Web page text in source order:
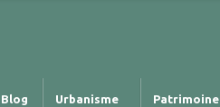
Blog Urbanisme Patrimoine